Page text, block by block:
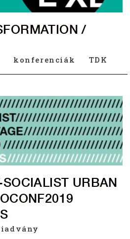
/
konferenciák TDK
SOCIALIST URBAN